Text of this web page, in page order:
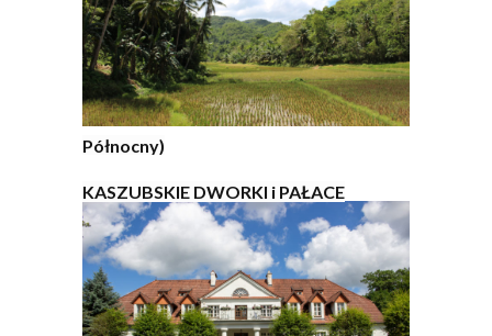
Północny)
KASZUBSKIE DWORKI i PAŁACE